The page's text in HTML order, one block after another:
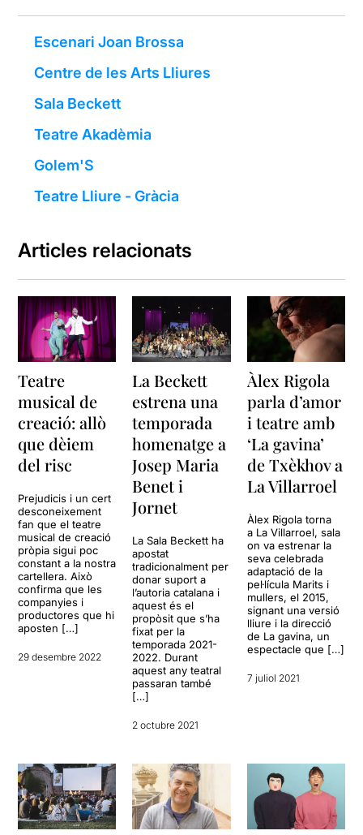
Escenari Joan Brossa
Centre de les Arts Lliures
Sala Beckett
Teatre Akadèmia
Golem'S
Teatre Lliure - Gràcia
Articles relacionats
Teatre
musical de
creació: allò
que dèiem
del risc
Prejudicis i un cert
desconeixement
fan que el teatre
musical de creació
pròpia sigui poc
constant a la nostra
cartellera. Això
confirma que les
companyies i
productores que hi
aposten […]
29 desembre 2022
La Beckett
estrena una
temporada
homenatge a
Josep Maria
Benet i
Jornet
La Sala Beckett ha
apostat
tradicionalment per
donar suport a
l’autoria catalana i
aquest és el
propòsit que s’ha
fixat per la
temporada 2021-
2022. Durant
aquest any teatral
passaran també
[…]
2 octubre 2021
Àlex Rigola
parla d’amor
i teatre amb
‘La gavina’
de Txèkhov a
La Villarroel
Àlex Rigola torna
a La Villarroel, sala
on va estrenar la
seva celebrada
adaptació de la
pel·lícula Marits i
mullers, el 2015,
signant una versió
lliure i la direcció
de La gavina, un
espectacle que […]
7 juliol 2021